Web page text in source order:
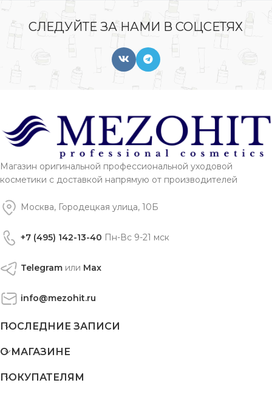
СЛЕДУЙТЕ ЗА НАМИ В СОЦСЕТЯХ
Магазин оригинальной профессиональной уходовой
косметики с доставкой напрямую от производителей
Москва, Городецкая улица, 10Б
+7 (495) 142-13-40 Пн-Вс 9-21 мск
Telegram или Max
info@mezohit.ru
ПОСЛЕДНИЕ ЗАПИСИ
О МАГАЗИНЕ
ПОКУПАТЕЛЯМ